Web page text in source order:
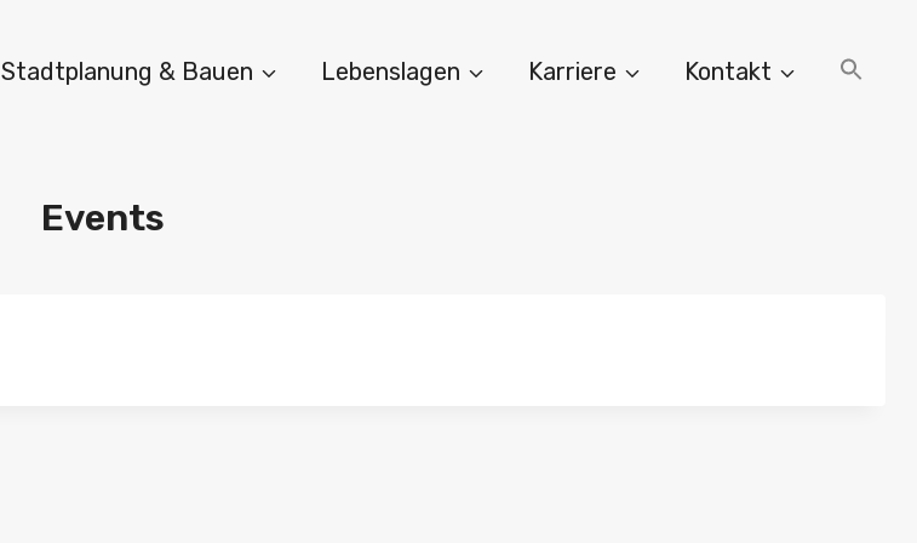
Stadtplanung & Bauen Lebenslagen Karriere Kontakt
Events